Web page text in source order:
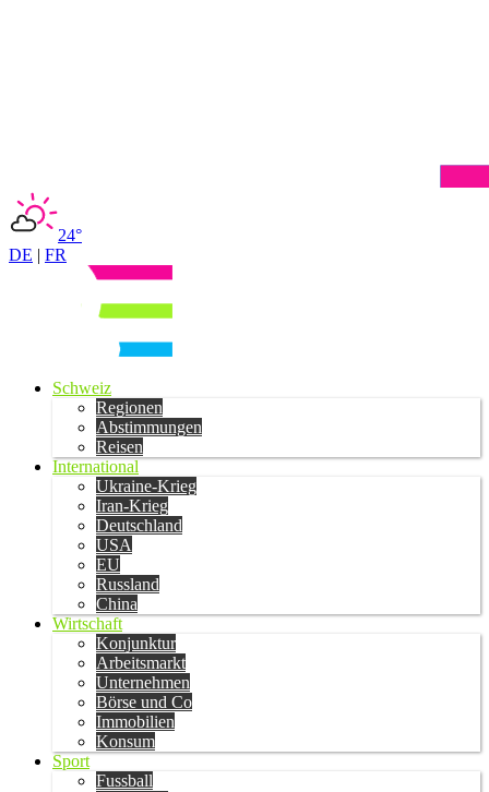
24°
DE | FR
Schweiz
Regionen
Abstimmungen
Reisen
International
Ukraine-Krieg
Iran-Krieg
Deutschland
USA
EU
Russland
China
Wirtschaft
Konjunktur
Arbeitsmarkt
Unternehmen
Börse und Co
Immobilien
Konsum
Sport
Fussball